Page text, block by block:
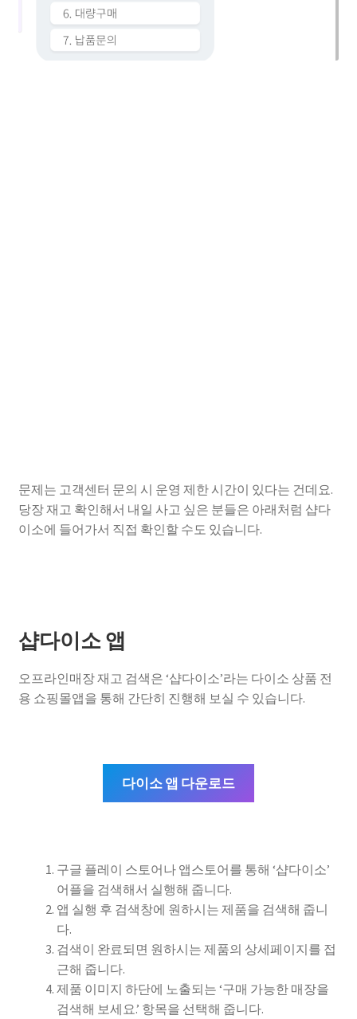
문제는 고객센터 문의 시 운영 제한 시간이 있다는 건데요.
당장 재고 확인해서 내일 사고 싶은 분들은 아래처럼 샵다
이소에 들어가서 직접 확인할 수도 있습니다.
샵다이소 앱
오프라인매장 재고 검색은 ‘샵다이소’라는 다이소 상품 전
용 쇼핑몰앱을 통해 간단히 진행해 보실 수 있습니다.
다이소 앱 다운로드
구글 플레이 스토어나 앱스토어를 통해 ‘샵다이소’
어플을 검색해서 실행해 줍니다.
앱 실행 후 검색창에 원하시는 제품을 검색해 줍니
다.
검색이 완료되면 원하시는 제품의 상세페이지를 접
근해 줍니다.
제품 이미지 하단에 노출되는 ‘구매 가능한 매장을
검색해 보세요.’ 항목을 선택해 줍니다.